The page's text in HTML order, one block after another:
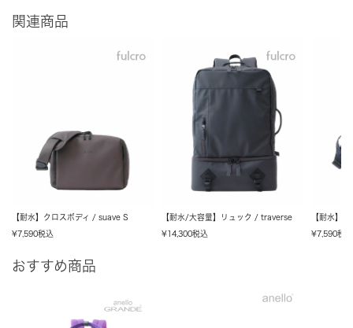
関連商品
【耐水】クロスボディ / suave S
¥7,590税込
【耐水/大容量】リュック / traverse
¥14,300税込
【耐水】
¥7,590税込
おすすめ商品